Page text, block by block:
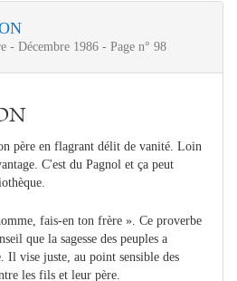
- Décembre 1986 - Page n° 98
père en flagrant délit de vanité. Loin
C'est du Pagnol et ça peut
fais-en ton frère ». Ce proverbe
que la sagesse des peuples a
Il vise juste, au point sensible des
les fils et leur père.